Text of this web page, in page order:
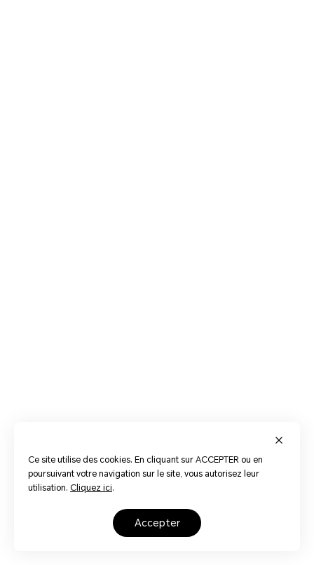
Ce site utilise des cookies. En cliquant sur ACCEPTER ou en
poursuivant votre navigation sur le site, vous autorisez leur
utilisation. Cliquez ici.
accepter